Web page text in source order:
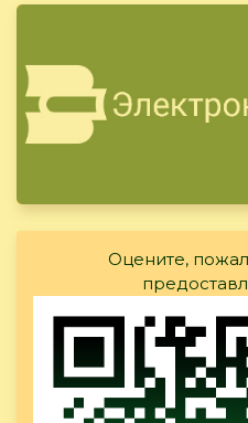
Оцените,